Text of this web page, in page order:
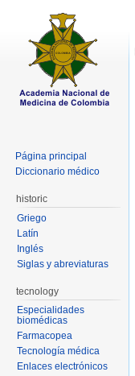
Página principal
Diccionario médico
historic
Griego
Latín
Inglés
Siglas y abreviaturas
tecnology
Especialidades
biomédicas
Farmacopea
Tecnología médica
Enlaces electrónicos